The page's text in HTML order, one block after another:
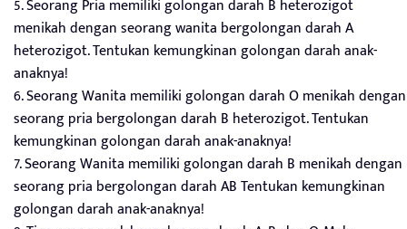
5. Seorang Pria memiliki golongan darah B heterozigot
menikah dengan seorang wanita bergolongan darah A
heterozigot. Tentukan kemungkinan golongan darah anak-
anaknya!
6. Seorang Wanita memiliki golongan darah O menikah dengan
seorang pria bergolongan darah B heterozigot. Tentukan
kemungkinan golongan darah anak-anaknya!
7. Seorang Wanita memiliki golongan darah B menikah dengan
seorang pria bergolongan darah AB Tentukan kemungkinan
golongan darah anak-anaknya!